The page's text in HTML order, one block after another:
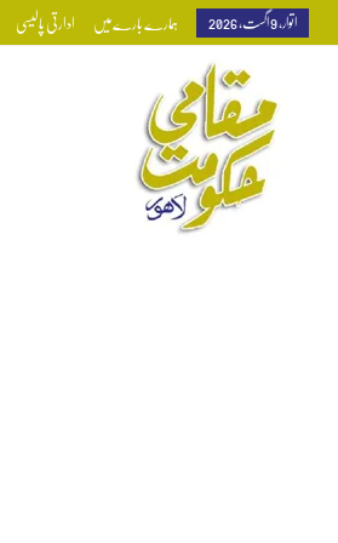
اتوار, 9 اگست, 2026 ہمارے بارے میں ادارتی پالیسی